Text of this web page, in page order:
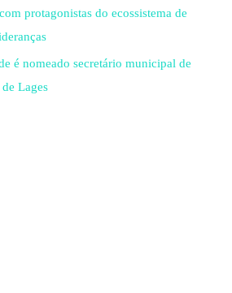
protagonistas do ecossistema de
é nomeado secretário municipal de
Lages